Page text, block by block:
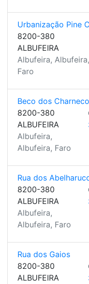
Urbanização Pine
8200-380
ALBUFEIRA
Albufeira, Albufeira,
Faro
Beco dos
8200-380
ALBUFEIRA
Albufeira,
Albufeira, Faro
Rua dos
8200-380
ALBUFEIRA
Albufeira,
Albufeira, Faro
Rua dos Gaios
8200-380
ALBUFEIRA